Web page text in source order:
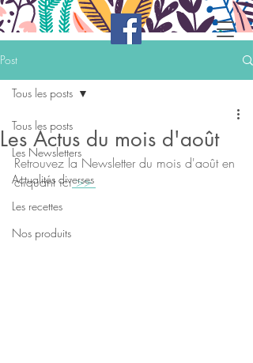
Post
Tous les posts
Les Newsletters
Actualités diverses
Les recettes
Nos produits
Tous les posts
Les Actus du mois d'août
Retrouvez la Newsletter du mois d'août en
cliquant ici >>